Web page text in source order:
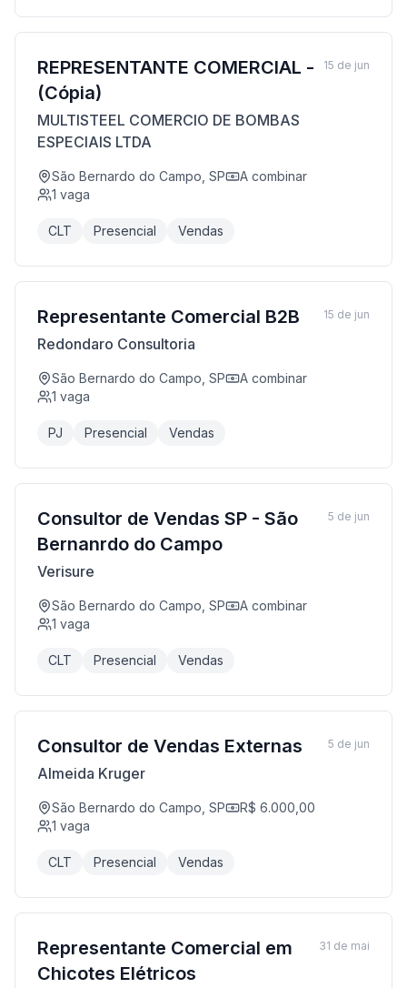
REPRESENTANTE COMERCIAL -
(Cópia)
MULTISTEEL COMERCIO DE BOMBAS
ESPECIAIS LTDA
São Bernardo do Campo, SP
A combinar
1 vaga
CLT Presencial Vendas
15 de jun
Representante Comercial B2B
Redondaro Consultoria
São Bernardo do Campo, SP
A combinar
1 vaga
PJ Presencial Vendas
15 de jun
Consultor de Vendas SP - São
Bernanrdo do Campo
Verisure
São Bernardo do Campo, SP
A combinar
1 vaga
CLT Presencial Vendas
5 de jun
Consultor de Vendas Externas
Almeida Kruger
São Bernardo do Campo, SP
R$ 6.000,00
1 vaga
CLT Presencial Vendas
5 de jun
Representante Comercial em
Chicotes Elétricos
31 de mai